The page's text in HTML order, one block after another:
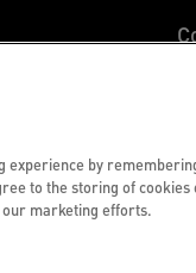
experience by
to the storing of cookies
our marketing efforts.